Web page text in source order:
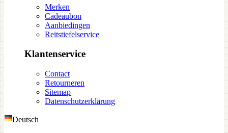
Merken
Cadeaubon
Aanbiedingen
Reitstiefelservice
Klantenservice
Contact
Retourneren
Sitemap
Datenschutzerklärung
Deutsch